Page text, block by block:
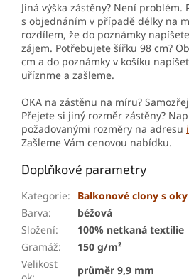
Jiná výška zástěny? Není
s objednáním v případě délky na
rozdílem, že do poznámky
zájem. Potřebujete šířku 98 cm?
cm a do poznámky v košíku
uříznme a zašleme.
OKA na zástěnu na míru?
Přejete si jiný rozměr zástěny?
požadovanými rozměry na adresu
Zašleme Vám cenovou nabídku.
Doplňkové parametry
Kategorie:
Balkonové clony s
Barva:
béžová
Složení:
100% netkaná textilie
Gramáž:
150 g/m²
Velikost
průměr 9,9 mm